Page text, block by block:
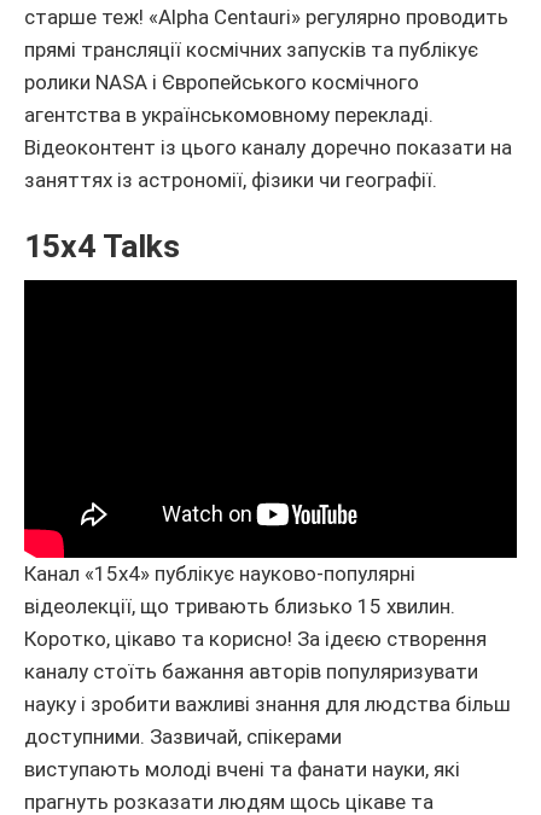
старше теж! «Alpha Centauri» регулярно проводить
прямі трансляції космічних запусків та публікує
ролики NASA і Європейського космічного
агентства в українськомовному перекладі.
Відеоконтент із цього каналу доречно показати на
заняттях із астрономії, фізики чи географії.
15x4 Talks
Канал «15х4» публікує науково-популярні
відеолекції, що тривають близько 15 хвилин.
Коротко, цікаво та корисно! За ідеєю створення
каналу стоїть бажання авторів популяризувати
науку і зробити важливі знання для людства більш
доступними. Зазвичай, спікерами
виступають молоді вчені та фанати науки, які
прагнуть розказати людям щось цікаве та